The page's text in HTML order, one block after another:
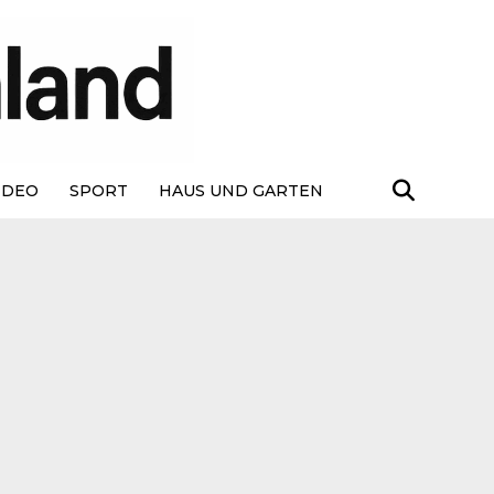
SPORT HAUS UND GARTEN